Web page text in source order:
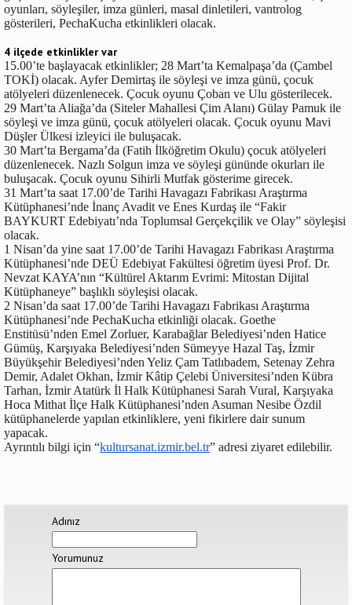
oyunları, söyleşiler, imza günleri, masal dinletileri, vantrolog
gösterileri, PechaKucha etkinlikleri olacak.
4 ilçede etkinlikler var
15.00’te başlayacak etkinlikler; 28 Mart’ta Kemalpaşa’da (Çambel
TOKİ) olacak. Ayfer Demirtaş ile söyleşi ve imza günü, çocuk
atölyeleri düzenlenecek. Çocuk oyunu Çoban ve Ulu gösterilecek.
29 Mart’ta Aliağa’da (Siteler Mahallesi Çim Alanı) Gülay Pamuk ile
söyleşi ve imza günü, çocuk atölyeleri olacak. Çocuk oyunu Mavi
Düşler Ülkesi izleyici ile buluşacak.
30 Mart’ta Bergama’da (Fatih İlköğretim Okulu) çocuk atölyeleri
düzenlenecek. Nazlı Solgun imza ve söyleşi gününde okurları ile
buluşacak. Çocuk oyunu Sihirli Mutfak gösterime girecek.
31 Mart’ta saat 17.00’de Tarihi Havagazı Fabrikası Araştırma
Kütüphanesi’nde İnanç Avadit ve Enes Kurdaş ile “Fakir
BAYKURT Edebiyatı’nda Toplumsal Gerçekçilik ve Olay” söyleşisi
olacak.
1 Nisan’da yine saat 17.00’de Tarihi Havagazı Fabrikası Araştırma
Kütüphanesi’nde DEÜ Edebiyat Fakültesi öğretim üyesi Prof. Dr.
Nevzat KAYA’nın “Kültürel Aktarım Evrimi: Mitostan Dijital
Kütüphaneye” başlıklı söyleşisi olacak.
2 Nisan’da saat 17.00’de Tarihi Havagazı Fabrikası Araştırma
Kütüphanesi’nde PechaKucha etkinliği olacak. Goethe
Enstitüsü’nden Emel Zorluer, Karabağlar Belediyesi’nden Hatice
Gümüş, Karşıyaka Belediyesi’nden Sümeyye Hazal Taş, İzmir
Büyükşehir Belediyesi’nden Yeliz Çam Tatlıbadem, Setenay Zehra
Demir, Adalet Okhan, İzmir Kâtip Çelebi Üniversitesi’nden Kübra
Tarhan, İzmir Atatürk İl Halk Kütüphanesi Sarah Vural, Karşıyaka
Hoca Mithat İlçe Halk Kütüphanesi’nden Asuman Nesibe Özdil
kütüphanelerde yapılan etkinliklere, yeni fikirlere dair sunum
yapacak.
Ayrıntılı bilgi için “kultursanat.izmir.bel.tr” adresi ziyaret edilebilir.
Adınız
Yorumunuz